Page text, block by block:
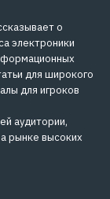
о
электроники
для широкого
для игроков
аудитории,
рынке высоких